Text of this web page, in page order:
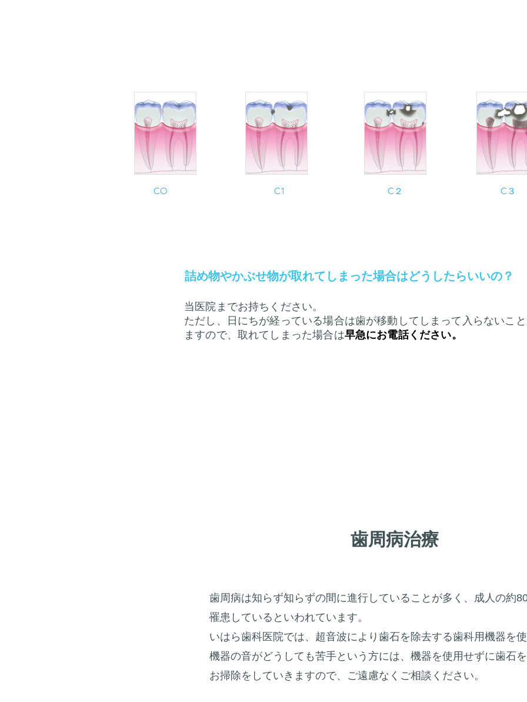
CO C1 C２ C３
詰め物やかぶせ物が取れてしまった場合はどうしたらいいの？
当医院までお持ちください。
ただし、日にちが経っている場合は歯が移動してしまって入らないこ
ますので、取れてしまった場合は早急にお電話ください。
歯周病治療
歯周病は知らず知らずの間に進行していることが多く、成人の約
罹患しているといわれています。
いはら歯科医院では、超音波により歯石を除去する歯科用機器を
機器の音がどうしても苦手という方には、機器を使用せずに歯石
お掃除をしていきますので、ご遠慮なくご相談ください。